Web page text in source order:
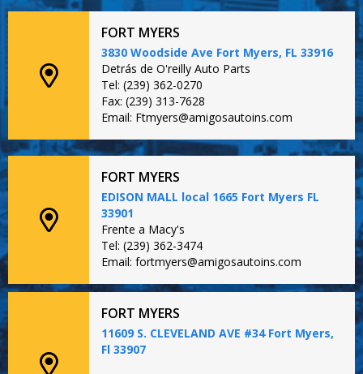
FORT MYERS
3830 Woodside Ave Fort Myers, FL 33916
Detrás de O'reilly Auto Parts
Tel: (239) 362-0270
Fax: (239) 313-7628
Email: Ftmyers@amigosautoins.com
FORT MYERS
EDISON MALL local 1665 Fort Myers FL
33901
Frente a Macy's
Tel: (239) 362-3474
Email: fortmyers@amigosautoins.com
FORT MYERS
11609 S. CLEVELAND AVE #34 Fort Myers,
Fl 33907